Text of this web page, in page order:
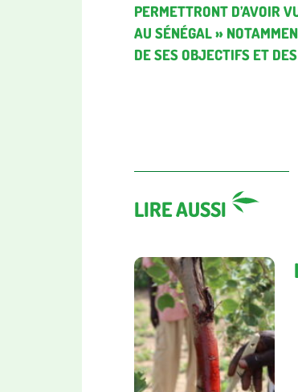
PERMETTRONT D’AVOIR
AU SÉNÉGAL »
DE SES OBJECTIFS ET
LIRE AUSSI